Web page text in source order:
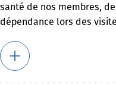
santé de nos membres,
dépendance lors des